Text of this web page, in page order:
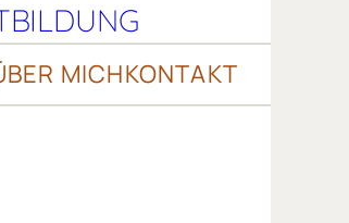
MICHKONTAKT